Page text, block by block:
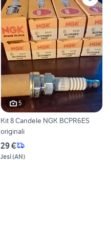
5
Kit 8 Candele NGK BCPR6ES
originali
29 €
Jesi(AN)